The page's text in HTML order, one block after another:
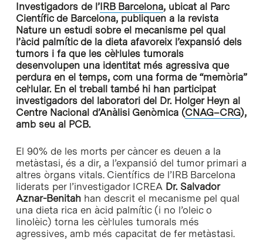
Investigadors de l’IRB Barcelona, ubicat al Parc
Científic de Barcelona, publiquen a la revista
Nature un estudi sobre el mecanisme pel qual
l’àcid palmític de la dieta afavoreix l’expansió dels
tumors i fa que les cèl·lules tumorals
desenvolupen una identitat més agressiva que
perdura en el temps, com una forma de “memòria”
cel·lular. En el treball també hi han participat
investigadors del laboratori del Dr. Holger Heyn al
Centre Nacional d’Anàlisi Genòmica (CNAG–CRG),
amb seu al PCB.
El 90% de les morts per càncer es deuen a la
metàstasi, és a dir, a l’expansió del tumor primari a
altres òrgans vitals. Científics de l’IRB Barcelona
liderats per l’investigador ICREA Dr. Salvador
Aznar-Benitahhan descrit el mecanisme pel qual
una dieta rica en àcid palmític (i no l’oleic o
linolèic) torna les cèl·lules tumorals més
agressives, amb més capacitat de fer metàstasi.